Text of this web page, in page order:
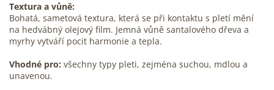
Textura a vůně:
Bohatá, sametová textura, která se při kontaktu s pletí mění
na hedvábný olejový film. Jemná vůně santalového dřeva a
myrhy vytváří pocit harmonie a tepla.
Vhodné pro: všechny typy pleti, zejména suchou, mdlou a
unavenou.